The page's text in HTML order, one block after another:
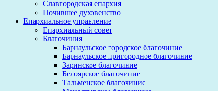
Славгородская епархия
Почившее духовенство
Епархиальное управление
Епархиальный совет
Благочиния
Барнаульское городское благочиние
Барнаульское пригородное благочиние
Заринское благочиние
Белоярское благочиние
Тальменское благочиние